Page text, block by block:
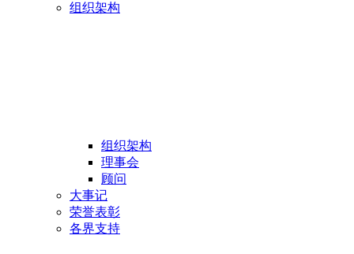
组织架构
组织架构
理事会
顾问
大事记
荣誉表彰
各界支持